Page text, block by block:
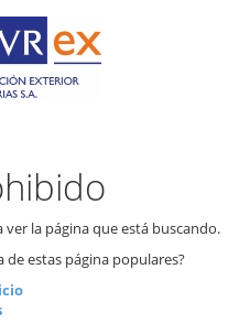
la página que está buscando.
de estas página populares?